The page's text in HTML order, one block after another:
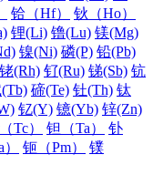
铪（Hf）
钬（Ho）
锂(Li) 镥(Lu) 镁(Mg)
镍(Ni) 磷(P) 铅(Pb)
铑(Rh) 钌(Ru) 锑(Sb) 钪
碲(Te) 钍(Th) 钛
钇(Y) 镱(Yb) 锌(Zn)
Tc） 钽（Ta）
钋
钷（Pm）
镤